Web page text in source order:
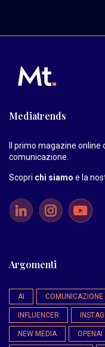
Mediatrends
Il primo magazine
comunicazione.
Scopri chi siamo e la
Argomenti
AI COMUNICAZIONE
INFLUENCER
NEW MEDIA OPENAI